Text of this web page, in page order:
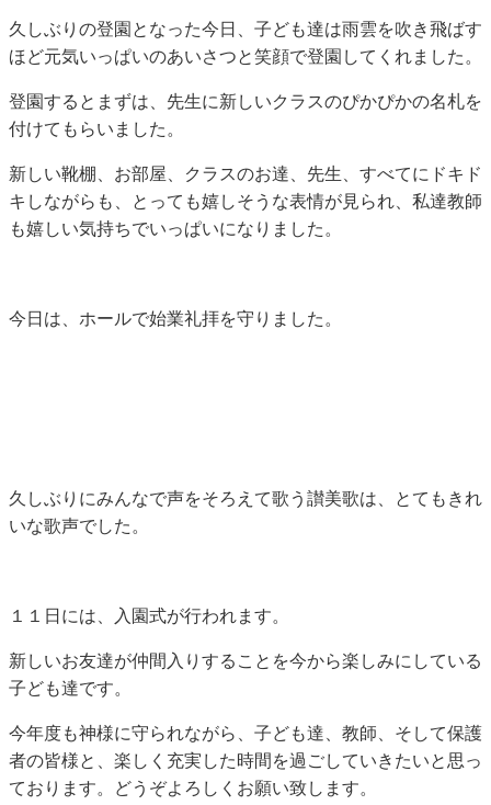
久しぶりの登園となった今日、子ども達は雨雲を吹き飛ばす
ほど元気いっぱいのあいさつと笑顔で登園してくれました。
登園するとまずは、先生に新しいクラスのぴかぴかの名札を
付けてもらいました。
新しい靴棚、お部屋、クラスのお達、先生、すべてにドキド
キしながらも、とっても嬉しそうな表情が見られ、私達教師
も嬉しい気持ちでいっぱいになりました。
今日は、ホールで始業礼拝を守りました。
久しぶりにみんなで声をそろえて歌う讃美歌は、とてもきれ
いな歌声でした。
１１日には、入園式が行われます。
新しいお友達が仲間入りすることを今から楽しみにしている
子ども達です。
今年度も神様に守られながら、子ども達、教師、そして保護
者の皆様と、楽しく充実した時間を過ごしていきたいと思っ
ております。どうぞよろしくお願い致します。